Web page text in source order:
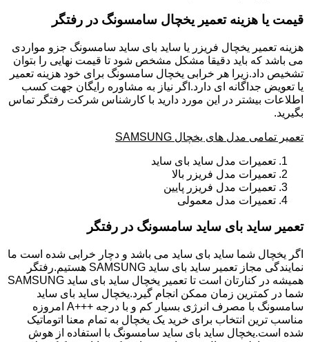
قیمت یا هزینه تعمیر یخچال سامسونگ در رفتگر
هزینه تعمیر یخچال فریزر یا ساید بای ساید سامسونگ جزو مواردی
می باشد که باید دقیقا مشکل مشخص شود تا قیمت نهایی را بتوان
تشخیص داد.زیرا هر خرابی یخچال سامسونگ برای خود هزینه تعمیر
یا تعویض جداگانه ای دارد.اگر نیاز به مشاوره رایگان جهت کسب
اطلاعات بیشتر در این مورد دارید با کارشناس شرکت رفتگر تماس
بگیرید.
تعمیر تمامی مدل های یخچال SAMSUNG
تعمیرات مدل ساید بای ساید
تعمیرات مدل فریزر بالا
تعمیرات مدل فریزر پایین
تعمیرات مدل معمولی
تعمیر ساید بای ساید سامسونگ در رفتگر
اگر یخچال شما ساید بای ساید می باشد و دچار خرابی شده است ما
نمایندگی مجاز تعمیر ساید بای ساید SAMSUNG هستیم.رفتگر
همیشه در کنارتان است تا تعمیر یخچال ساید بای ساید SAMSUNG
شما در کمترین زمان ممکن انجام گیرد.یخچال ساید بای ساید
سامسونگ با مصرف انرژی بسیار کم و با درجه +++A امروزه
مناسب ترین انتخاب برای خرید یک یخچال به تمام معنا اتوماتیک
شده است.یخچال ساید بای ساید سامسونگ با استفاده از هوش